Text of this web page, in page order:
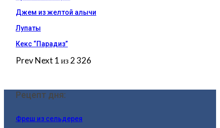
Джем из желтой алычи
Лупаты
Кекс “Парадиз”
PrevNext 1 из 2 326
Рецепт дня:
Фреш из сельдерея